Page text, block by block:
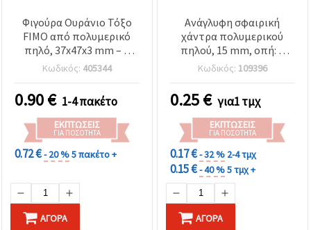
Φιγούρα Ουράνιο Τόξο
FIMO από πολυμερικό
πηλό, 37x47x3 mm – 2
τεμάχια
Κωδικός: 405344
0.90€ 1-4 πακέτο
ΕΚΠΤΏΣΕΙΣ
ΓΙΑ ΠΟΣΌΤΗΤΑ
0.72 €- 20 %5 πακέτο +
ΑΓΟΡΆ
Ανάγλυφη σφαιρική
χάντρα πολυμερικού
πηλού, 15 mm, οπή: 3
mm, ανάμεικτα χρώματα
- 1 τεμ.
Κωδικός: 109396
0.25€ για1 τμχ
ΕΚΠΤΏΣΕΙΣ
ΓΙΑ ΠΟΣΌΤΗΤΑ
0.17 €- 32 % 2-4 τμχ
0.15 €- 40 %5 τμχ +
ΑΓΟΡΆ